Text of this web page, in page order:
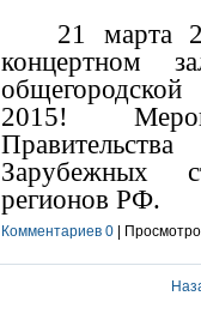
21 марта
концертном
2015!
Зарубежных
регионов РФ.
Комментариев 0 |